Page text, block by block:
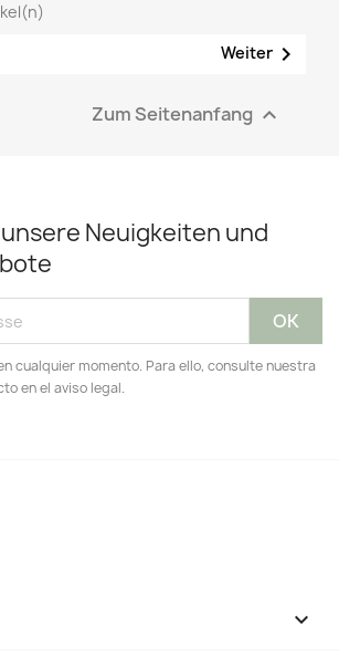
Weiter 
Zum Seitenanfang 
Neuigkeiten und
cualquier momento. Para ello, consulte nuestra
en el aviso legal.
